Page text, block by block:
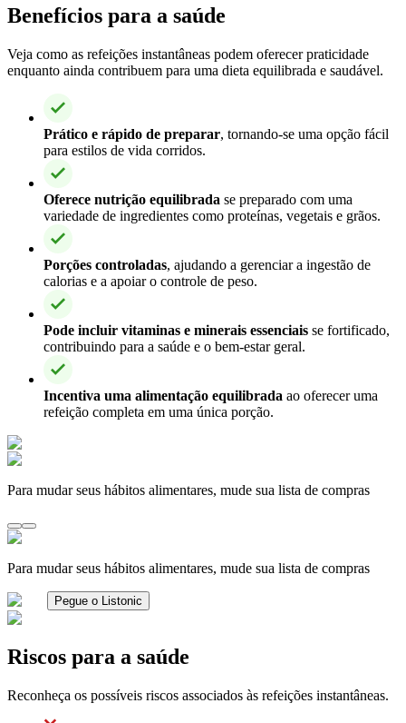
Benefícios para a saúde
Veja como as refeições instantâneas podem oferecer praticidade
enquanto ainda contribuem para uma dieta equilibrada e saudável.
Prático e rápido de preparar, tornando-se uma opção fácil
para estilos de vida corridos.
Oferece nutrição equilibrada se preparado com uma
variedade de ingredientes como proteínas, vegetais e grãos.
Porções controladas, ajudando a gerenciar a ingestão de
calorias e a apoiar o controle de peso.
Pode incluir vitaminas e minerais essenciais se fortificado,
contribuindo para a saúde e o bem-estar geral.
Incentiva uma alimentação equilibrada ao oferecer uma
refeição completa em uma única porção.
Para mudar seus hábitos alimentares, mude sua lista de compras
Para mudar seus hábitos alimentares, mude sua lista de compras
Pegue o Listonic
Riscos para a saúde
Reconheça os possíveis riscos associados às refeições instantâneas.